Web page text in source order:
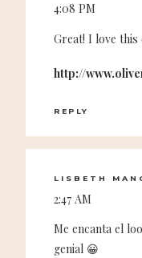
4:08 PM
Great! I love
http://
REPLY
LISBETH
2:47 AM
Me encanta el
genial 😀